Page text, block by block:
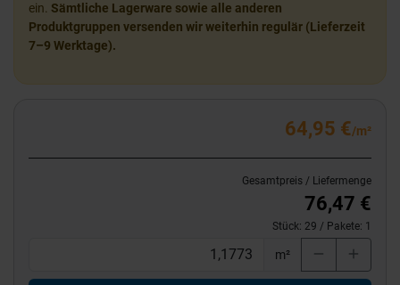
ein. Sämtliche Lagerware sowie alle anderen
Produktgruppen versenden wir weiterhin regulär (Lieferzeit
7–9 Werktage).
64,95 €/m²
Gesamtpreis / Liefermenge
76,47 €
Stück: 29 / Pakete: 1
m²